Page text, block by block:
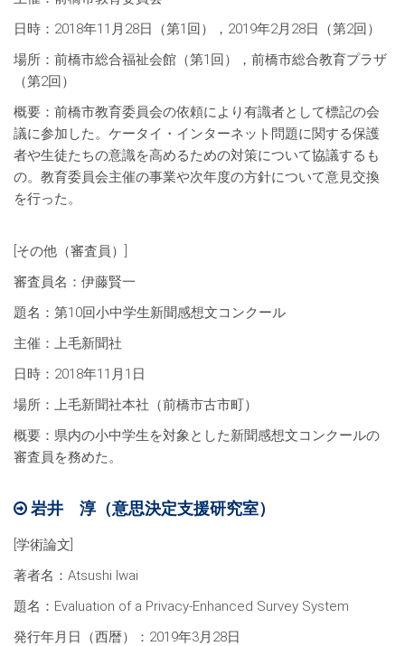
日時：2018年11月28日（第1回），2019年2月28日（第2回）
場所：前橋市総合福祉会館（第1回），前橋市総合教育プラザ
（第2回）
概要：前橋市教育委員会の依頼により有識者として標記の会
議に参加した。ケータイ・インターネット問題に関する保護
者や生徒たちの意識を高めるための対策について協議するも
の。教育委員会主催の事業や次年度の方針について意見交換
を行った。
[その他（審査員）]
審査員名：伊藤賢一
題名：第10回小中学生新聞感想文コンクール
主催：上毛新聞社
日時：2018年11月1日
場所：上毛新聞社本社（前橋市古市町）
概要：県内の小中学生を対象とした新聞感想文コンクールの
審査員を務めた。
岩井 淳（意思決定支援研究室）
[学術論文]
著者名：Atsushi Iwai
題名：Evaluation of a Privacy-Enhanced Survey System
発行年月日（西暦）：2019年3月28日